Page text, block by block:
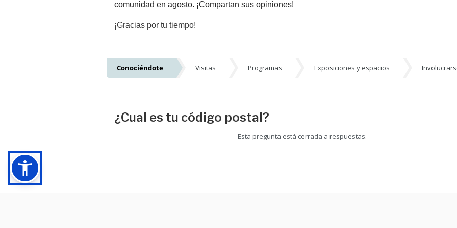
comunidad en agosto. ¡Compartan sus opiniones!
¡Gracias por tu tiempo!
Conociéndote Visitas Programas Exposiciones y espacios
¿Cual es tu código postal?
Esta pregunta está cerrada a respuestas.